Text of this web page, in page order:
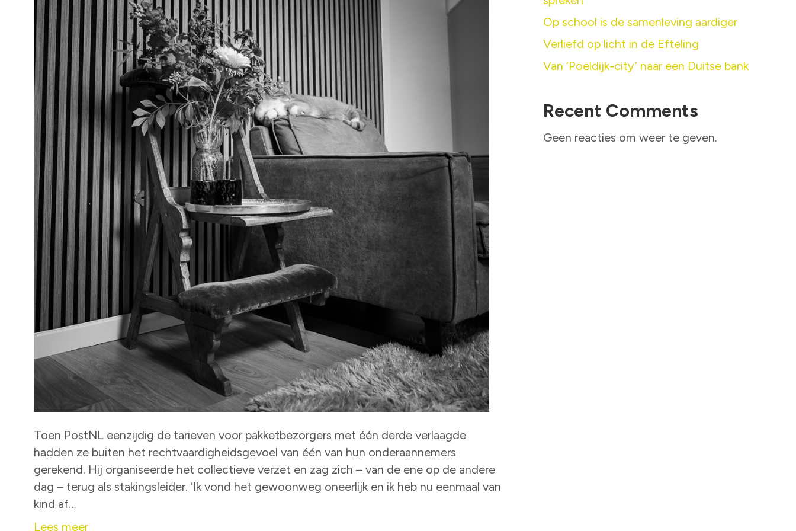
Toen PostNL eenzijdig de tarieven voor pakketbezorgers met één derde verlaagde
hadden ze buiten het rechtvaardigheidsgevoel van één van hun onderaannemers
gerekend. Hij organiseerde het collectieve verzet en zag zich – van de ene op de andere
dag – terug als stakingsleider. ‘Ik vond het gewoonweg oneerlijk en ik heb nu eenmaal van
kind af…
Lees meer
Op school is de samenleving aardiger
Verliefd op licht in de Efteling
Van ‘Poeldijk-city’ naar een Duitse bank
Recent Comments
Geen reacties om weer te geven.